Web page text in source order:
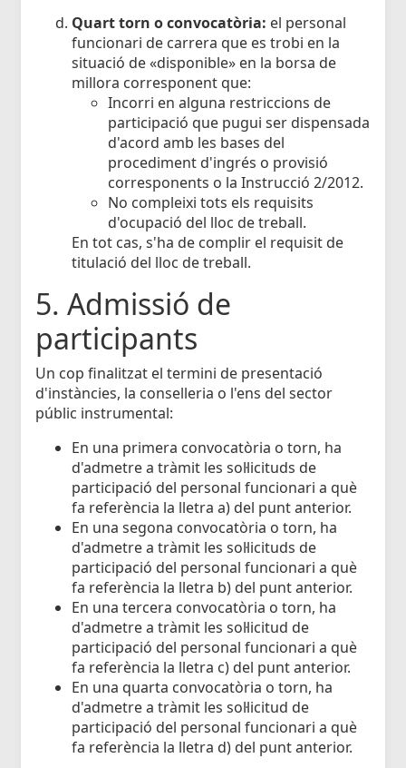
Quart torn o convocatòria: el personal
funcionari de carrera que es trobi en la
situació de «disponible» en la borsa de
millora corresponent que:
Incorri en alguna restriccions de
participació que pugui ser dispensada
d'acord amb les bases del
procediment d'ingrés o provisió
corresponents o la Instrucció 2/2012.
No compleixi tots els requisits
d'ocupació del lloc de treball.
En tot cas, s'ha de complir el requisit de
titulació del lloc de treball.
5. Admissió de
participants
Un cop finalitzat el termini de presentació
d'instàncies, la conselleria o l'ens del sector
públic instrumental:
En una primera convocatòria o torn, ha
d'admetre a tràmit les sol·licituds de
participació del personal funcionari a què
fa referència la lletra a) del punt anterior.
En una segona convocatòria o torn, ha
d'admetre a tràmit les sol·licituds de
participació del personal funcionari a què
fa referència la lletra b) del punt anterior.
En una tercera convocatòria o torn, ha
d'admetre a tràmit les sol·licitud de
participació del personal funcionari a què
fa referència la lletra c) del punt anterior.
En una quarta convocatòria o torn, ha
d'admetre a tràmit les sol·licitud de
participació del personal funcionari a què
fa referència la lletra d) del punt anterior.